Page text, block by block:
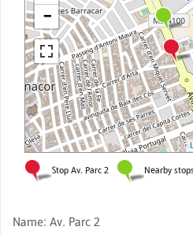
Name: Av. Parc 2